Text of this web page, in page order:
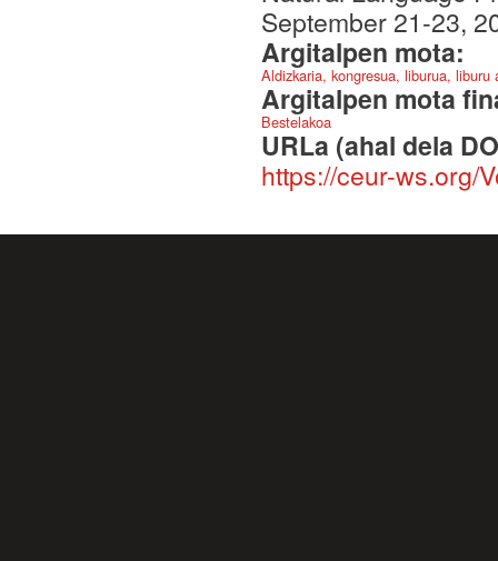
September 21-23,
Argitalpen mota:
Aldizkaria, kongresua, liburua,
Argitalpen mota
Bestelakoa
URLa (ahal dela
https://ceur-ws.org/